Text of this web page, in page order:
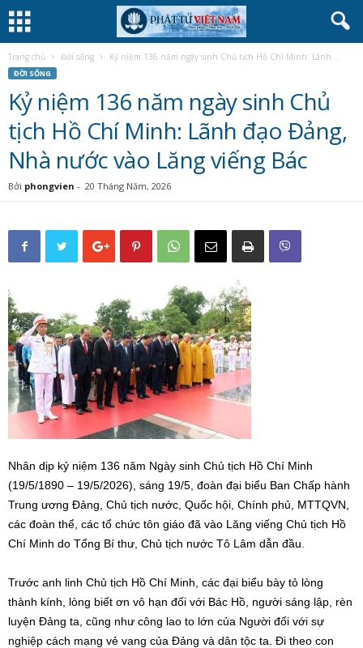
Trang chủ Đời sống Kỷ niệm 136 năm ngày sinh Chủ tịch Hồ Chí Minh: Lãnh...
ĐỜI SỐNG
Kỷ niệm 136 năm ngày sinh Chủ
tịch Hồ Chí Minh: Lãnh đạo Đảng,
Nhà nước vào Lăng viếng Bác
Bởi phongvien - 20 Tháng Năm, 2026
Nhân dịp kỷ niệm 136 năm Ngày sinh Chủ tịch Hồ Chí Minh
(19/5/1890 – 19/5/2026), sáng 19/5, đoàn đại biểu Ban Chấp hành
Trung ương Đảng, Chủ tịch nước, Quốc hội, Chính phủ, MTTQVN,
các đoàn thể, các tổ chức tôn giáo đã vào Lăng viếng Chủ tịch Hồ
Chí Minh do Tổng Bí thư, Chủ tịch nước Tô Lâm dẫn đầu.
Trước anh linh Chủ tịch Hồ Chí Minh, các đại biểu bày tỏ lòng
thành kính, lòng biết ơn vô hạn đối với Bác Hồ, người sáng lập, rèn
luyện Đảng ta, cũng như công lao to lớn của Người đối với sự
nghiệp cách mạng vẻ vang của Đảng và dân tộc ta. Đi theo con